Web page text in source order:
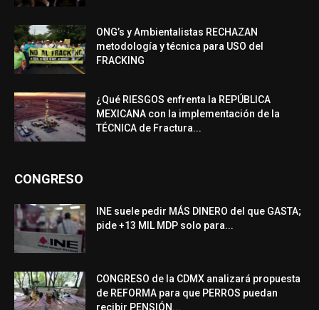
ONG’s y Ambientalistas RECHAZAN
metodología y técnica para USO del
FRACKING
¿Qué RIESGOS enfrenta la REPÚBLICA
MEXICANA con la implementación de la
TÉCNICA de Fractura...
CONGRESO
INE suele pedir MÁS DINERO del que GASTA;
pide +13 MIL MDP solo para...
CONGRESO de la CDMX analizará propuesta
de REFORMA para que PERROS puedan
recibir PENSIÓN...